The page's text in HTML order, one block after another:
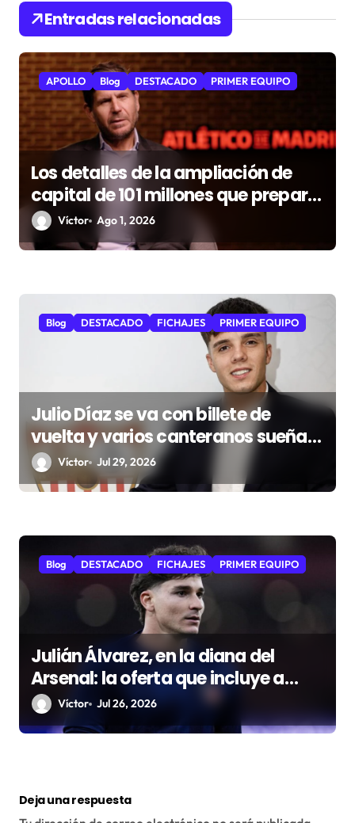
e
e
n
t
r
a
d
a
Entradas relacionadas
APOLLO Blog DESTACADO PRIMER EQUIPO
Los detalles de la ampliación de
capital de 101 millones que prepara
el Atlético
Víctor Ago 1, 2026
Blog DESTACADO FICHAJES PRIMER EQUIPO
Julio Díaz se va con billete de
vuelta y varios canteranos sueñan
con el primer equipo
Víctor Jul 29, 2026
Blog DESTACADO FICHAJES PRIMER EQUIPO
Julián Álvarez, en la diana del
Arsenal: la oferta que incluye a
Gyökeres
Víctor Jul 26, 2026
Deja una respuesta